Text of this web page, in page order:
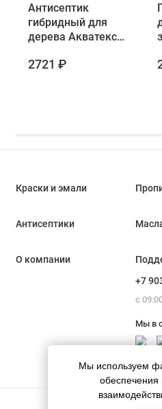
Антисептик
гибридный для
дерева Акватекс
полуматовый цвет
2721 ₽
Мы используем
обеспечения
Краски и эмали
Антисептики
О компании
+7
с
Мы в